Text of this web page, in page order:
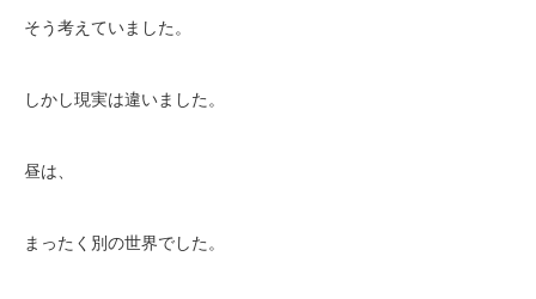
そう考えていました。
しかし現実は違いました。
昼は、
まったく別の世界でした。